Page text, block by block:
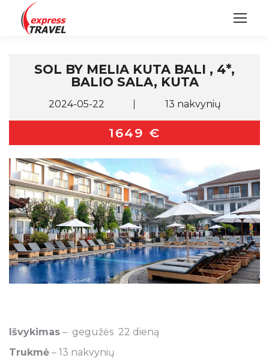
SOL BY MELIA KUTA BALI , 4*,
BALIO SALA, KUTA
2024-05-22 13 nakvynių
1649 €
Išvykimas – gegužės 22 dieną
Trukmė – 13 nakvynių